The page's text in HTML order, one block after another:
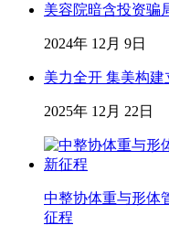
美容院暗含投资骗
2024年 12月 9日
美力全开 集美构建
2025年 12月 22日
中整协体重与形体
征程